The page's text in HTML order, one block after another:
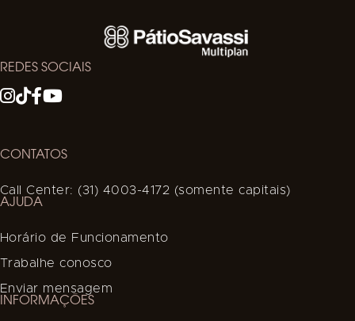
REDES SOCIAIS
CONTATOS
Call Center: (31) 4003-4172 (somente capitais)
AJUDA
Horário de Funcionamento
Trabalhe conosco
Enviar mensagem
INFORMAÇÕES